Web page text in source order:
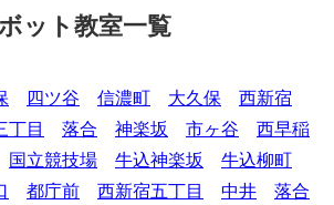
ット教室一覧
四ツ谷 信濃町 大久保
西新宿
丁目 落合 神楽坂 市ヶ谷
西早稲
国立競技場 牛込神楽坂
牛込柳町
都庁前 西新宿五丁目 中井
落合